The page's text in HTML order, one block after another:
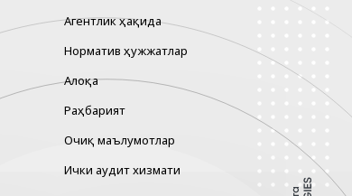
Агентлик ҳақида
Норматив ҳужжатлар
Алоқа
Раҳбарият
Очиқ маълумотлар
Ички аудит хизмати